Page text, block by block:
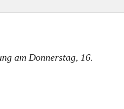
am Donnerstag, 16.